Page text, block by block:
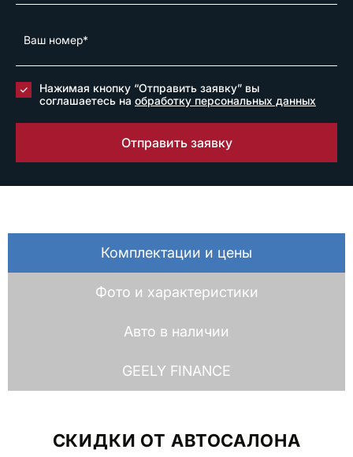
Нажимая кнопку “Отправить заявку” вы
соглашаетесь на обработку персональных данных
Отправить заявку
Комплектации и цены
Фото и характеристики
Авто в наличии
GEELY FINANCE
СКИДКИ ОТ АВТОСАЛОНА